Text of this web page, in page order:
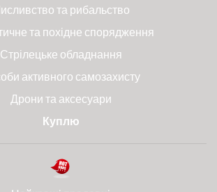
та рибальство
та похідне спорядження
Стрілецьке обладнання
активного самозахисту
Дрони та аксесуари
Куплю